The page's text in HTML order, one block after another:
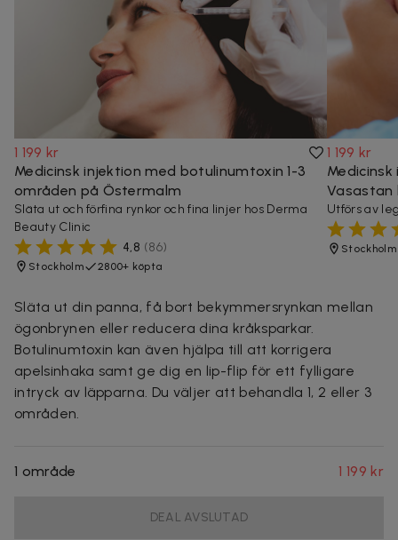
1 199 kr
Medicinsk injektion med botulinumtoxin 1-3
områden på Östermalm
Släta ut och förfina rynkor och fina linjer hos Derma
Beauty Clinic
4,8 (86)
Stockholm 2800+ köpta
1 199 kr
Vasastan
Utförs av
Stockholm
Släta ut din panna, få bort bekymmersrynkan mellan
ögonbrynen eller reducera dina kråksparkar.
Botulinumtoxin kan även hjälpa till att korrigera
apelsinhaka samt ge dig en lip-flip för ett fylligare
intryck av läpparna. Du väljer att behandla 1, 2 eller 3
områden.
1 område 1 199 kr
DEAL AVSLUTAD